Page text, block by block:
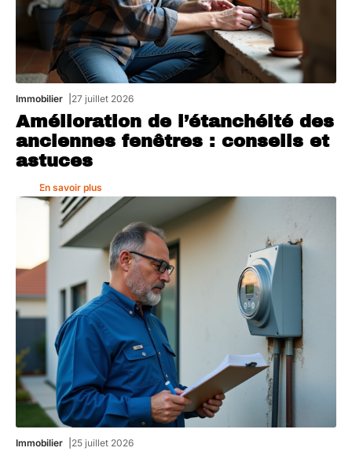
Immobilier 27 juillet 2026
Amélioration de l’étanchéité des
anciennes fenêtres : conseils et
astuces
En savoir plus
Immobilier 25 juillet 2026